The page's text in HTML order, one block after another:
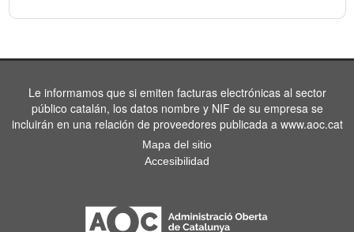
Le informamos que si emiten facturas electrónicas al sector
público catalán, los datos nombre y NIF de su empresa se
incluirán en una relación de proveedores publicada a www.aoc.cat
Mapa del sitio
Accesibilidad